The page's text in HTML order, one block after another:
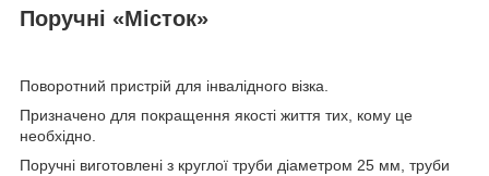
Поручні «Місток»
Поворотний пристрій для інвалідного візка.
Призначено для покращення якості життя тих, кому це
необхідно.
Поручні виготовлені з круглої труби діаметром 25 мм, труби